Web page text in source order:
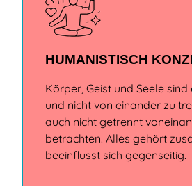
HUMANISTISCH
Körper, Geist und Seele sind
und nicht von einander zu
auch nicht getrennt
betrachten. Alles gehört
beeinflusst sich gegenseitig.